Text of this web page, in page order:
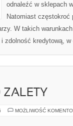
odnaleźć w sklepach
Natomiast częstokroć
W takich
zdolność kredytową,
ZALETY
MOŻLIWOŚĆ